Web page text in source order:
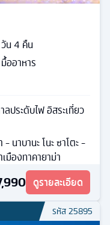
น4 คืน
ออาหาร
ประดับไฟ อิสระเที่ยว
นาบานะ โนะ ซาโตะ -
มืองทาคายาม่า
ดูรายละเอียด
รหัส25895